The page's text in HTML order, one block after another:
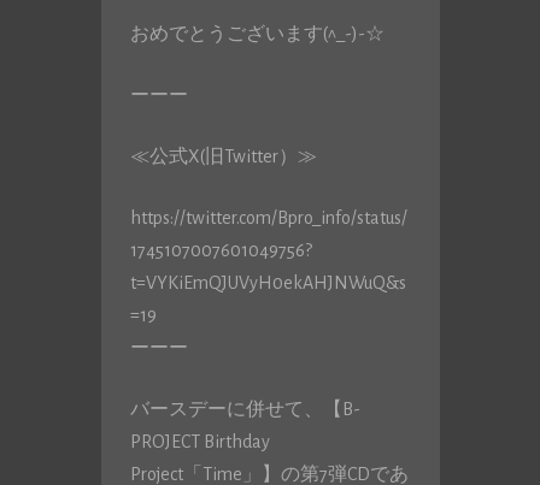
おめでとうございます(^_-)-☆
ーーー
≪公式X(旧Twitter）≫
https://twitter.com/Bpro_info/status/
1745107007601049756?
t=VYKiEmQJUVyH0ekAHJNWuQ&s
=19
ーーー
バースデーに併せて、【B-
PROJECT Birthday
Project「Time」】の第7弾CDであ